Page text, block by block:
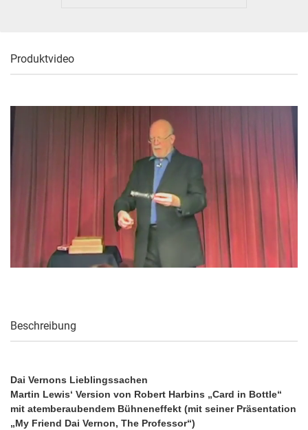
Produktvideo
Beschreibung
Dai Vernons Lieblingssachen
Martin Lewis‘ Version von Robert Harbins „Card in Bottle“
mit atemberaubendem Bühneneffekt (mit seiner Präsentation
„My Friend Dai Vernon, The Professor“)